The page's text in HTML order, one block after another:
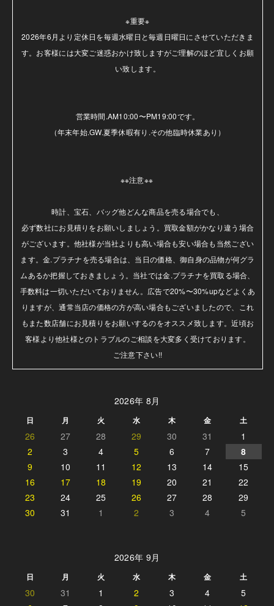
※重要※
2026年6月より定休日を毎週水曜日と毎週日曜日にさせていただきま
す。お客様には大変ご迷惑おかけ致しますがご理解のほど宜しくお願
い致します。
営業時間.AM10:00〜PM19:00です。
（年末年始.GW.夏季休暇有り.その他臨時休業あり）
※※注意※※
時計、宝石、バッグ他どんな商品を売る場合でも、
必ず数社にお見積りをお願いしましょう。買取金額がかなり違う場合
がございます。他社様が当社よりも高い場合も安い場合も当然ござい
ます。金.プラチナを売る場合は、当日の価格、御自身の品物が何グラ
ムあるか把握しておきましょう。当社では金.プラチナを買取る場合、
手数料は一切いただいておりません。広告で20%〜30%upなどよくあ
りますが、通常当店の価格の方が高い場合もございましたので、これ
もまた数店舗にお見積りをお願いするのをオススメ致します。近頃お
客様より他社様とのトラブルのご相談を大変多く受けております。
ご注意下さい!!
2026年 8月
日 月 火 水 木 金 土
26 27 28 29 30 31
1
2
3 4 5 6 7
8
9
10 11 12 13 14
15
16
17 18 19 20 21
22
23
24 25 26 27 28
29
30
31 1 2 3 4 5
2026年 9月
日 月 火 水 木 金 土
30 31 1 2 3 4
5